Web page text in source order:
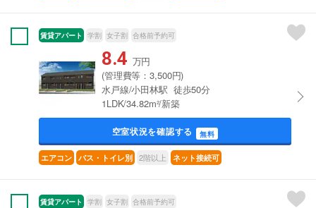
賃貸アパート 学割 女子割 合格前予約可
8.4 万円
(管理費等：3,500円)
水戸線/小田林駅 徒歩50分
1LDK/34.82m²/新築
空室状況を確認する 無料
エアコン バス・トイレ別 2階以上 ネット接続可
賃貸アパート 学割 女子割 合格前予約可